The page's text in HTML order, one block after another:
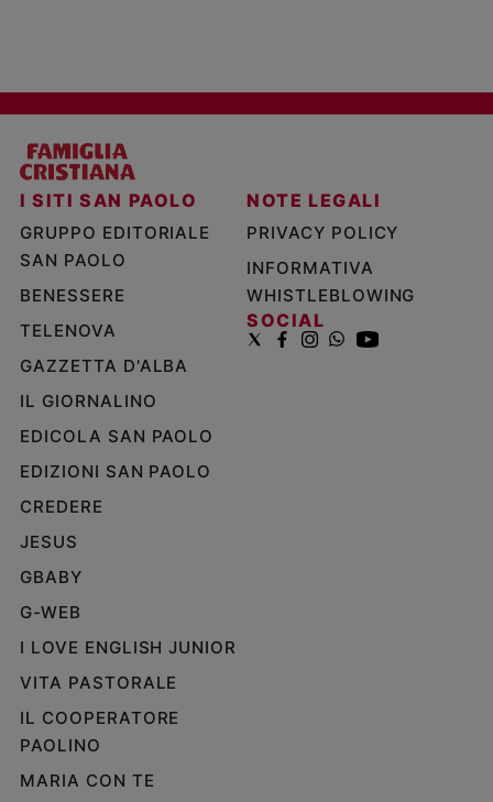
I SITI SAN PAOLO
GRUPPO EDITORIALE
SAN PAOLO
BENESSERE
TELENOVA
GAZZETTA D'ALBA
IL GIORNALINO
EDICOLA SAN PAOLO
EDIZIONI SAN PAOLO
CREDERE
JESUS
GBABY
G-WEB
I LOVE ENGLISH JUNIOR
VITA PASTORALE
IL COOPERATORE
PAOLINO
MARIA CON TE
NOTE LEGALI
PRIVACY POLICY
INFORMATIVA
WHISTLEBLOWING
SOCIAL